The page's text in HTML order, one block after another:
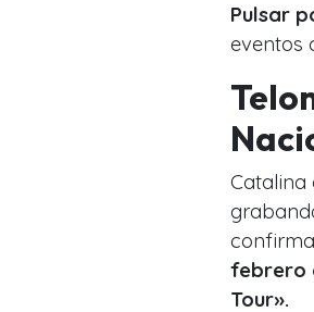
Pulsar
eventos
Catalina
febrero
Tour».